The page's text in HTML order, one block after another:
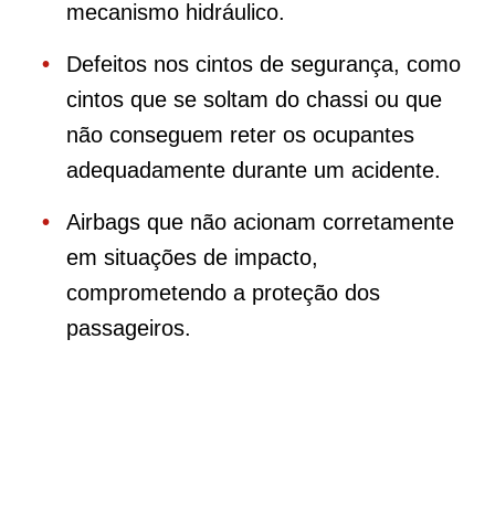
mecanismo hidráulico.
Defeitos nos cintos de segurança, como
cintos que se soltam do chassi ou que
não conseguem reter os ocupantes
adequadamente durante um acidente.
Airbags que não acionam corretamente
em situações de impacto,
comprometendo a proteção dos
passageiros.